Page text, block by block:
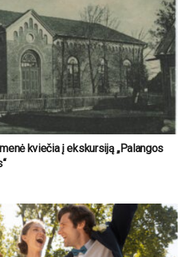
kviečia į ekskursiją „Palangos